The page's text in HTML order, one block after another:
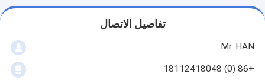
تفاصيل الاتصال
Mr. HAN
+86 (0) 18112418048